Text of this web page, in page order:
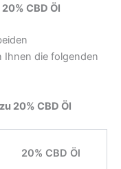
CBD Öl
Ihnen die folgenden
20% CBD Öl
20% CBD Öl